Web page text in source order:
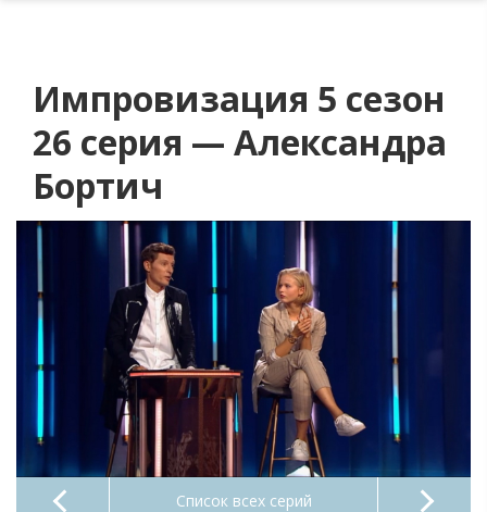
Импровизация 5 сезон
26 серия — Александра
Бортич
Список всех серий